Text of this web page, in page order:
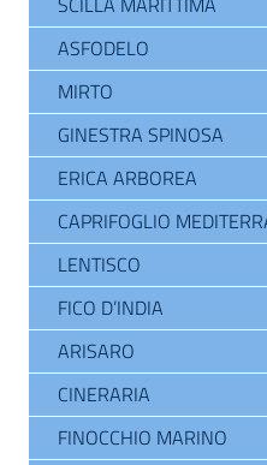
ASFODELO
MIRTO
GINESTRA SPINOSA
ERICA ARBOREA
CAPRIFOGLIO
LENTISCO
FICO D’INDIA
ARISARO
CINERARIA
FINOCCHIO MARINO